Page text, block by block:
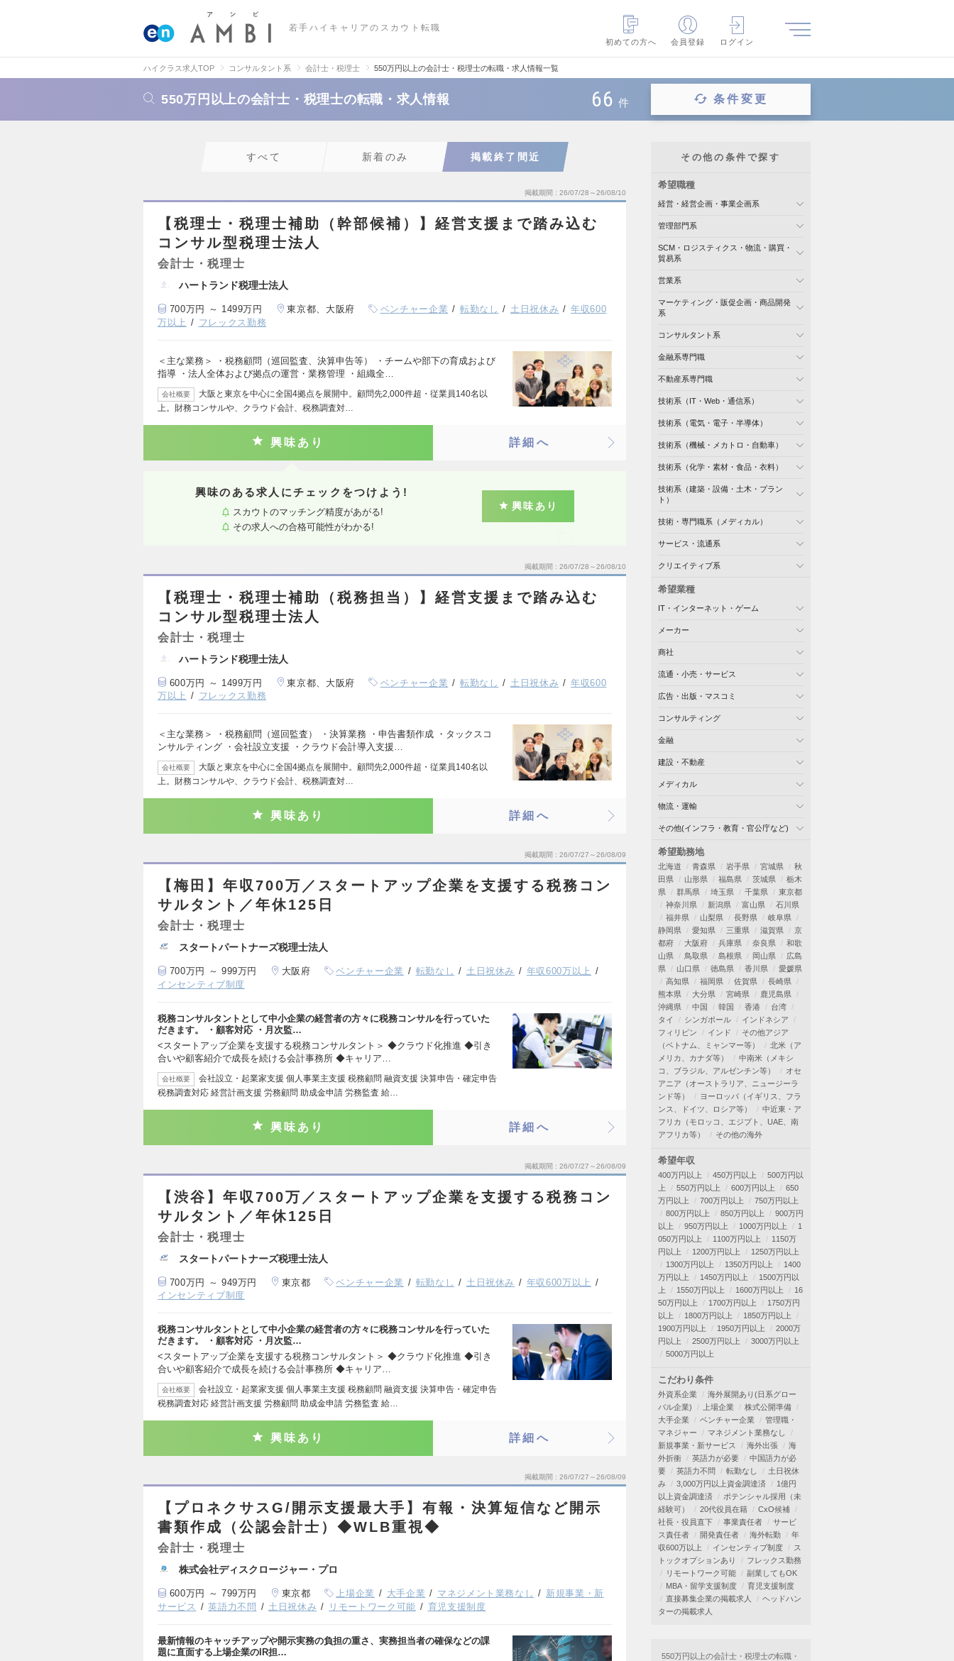
若手ハイキャリアのスカウト転職
初めての方へ
会員登録 ログイン
ハイクラス求人TOP コンサルタント系 会計士・税理士 550万円以上の会計士・税理士の転職・求人情報一覧
550万円以上の会計士・税理士の転職・求人情報 66 件 条件変更
すべて 新着のみ 掲載終了間近
掲載期間 26/07/28～26/08/10
【税理士・税理士補助（幹部候補）】経営支援まで踏み込む
コンサル型税理士法人
会計士・税理士
ハートランド税理士法人
700万円 ～ 1499万円 東京都、大阪府 ベンチャー企業 転勤なし 土日祝休み
年収600
万以上
フレックス勤務
＜主な業務＞ ・税務顧問（巡回監査、決算申告等） ・チームや部下の育成および
指導 ・法人全体および拠点の運営・業務管理 ・組織全…
会社概要
大阪と東京を中心に全国4拠点を展開中。顧問先2,000件超・従業員140名以
上。財務コンサルや、クラウド会計、税務調査対…
興味あり 詳細へ
興味のある求人にチェックをつけよう!
スカウトのマッチング精度があがる!
その求人への合格可能性がわかる!
興味あり
掲載期間 26/07/28～26/08/10
【税理士・税理士補助（税務担当）】経営支援まで踏み込む
コンサル型税理士法人
会計士・税理士
ハートランド税理士法人
600万円 ～ 1499万円 東京都、大阪府 ベンチャー企業 転勤なし 土日祝休み
年収600
万以上
フレックス勤務
＜主な業務＞ ・税務顧問（巡回監査） ・決算業務 ・申告書類作成 ・タックスコ
ンサルティング ・会社設立支援 ・クラウド会計導入支援…
会社概要
大阪と東京を中心に全国4拠点を展開中。顧問先2,000件超・従業員140名以
上。財務コンサルや、クラウド会計、税務調査対…
興味あり 詳細へ
掲載期間 26/07/27～26/08/09
【梅田】年収700万／スタートアップ企業を支援する税務コン
サルタント／年休125日
会計士・税理士
スタートパートナーズ税理士法人
700万円 ～ 999万円 大阪府 ベンチャー企業 転勤なし 土日祝休み
年収600万以上
インセンティブ制度
税務コンサルタントとして中小企業の経営者の方々に税務コンサルを行っていた
だきます。 ・顧客対応 ・月次監…
<スタートアップ企業を支援する税務コンサルタント＞ ◆クラウド化推進 ◆引き
合いや顧客紹介で成長を続ける会計事務所 ◆キャリア…
会社概要
会社設立・起業家支援 個人事業主支援 税務顧問 融資支援 決算申告・確定申告
税務調査対応 経営計画支援 労務顧問 助成金申請 労務監査 給…
興味あり 詳細へ
掲載期間 26/07/27～26/08/09
【渋谷】年収700万／スタートアップ企業を支援する税務コン
サルタント／年休125日
会計士・税理士
スタートパートナーズ税理士法人
700万円 ～ 949万円 東京都 ベンチャー企業 転勤なし 土日祝休み
年収600万以上
インセンティブ制度
税務コンサルタントとして中小企業の経営者の方々に税務コンサルを行っていた
だきます。 ・顧客対応 ・月次監…
<スタートアップ企業を支援する税務コンサルタント＞ ◆クラウド化推進 ◆引き
合いや顧客紹介で成長を続ける会計事務所 ◆キャリア…
会社概要
会社設立・起業家支援 個人事業主支援 税務顧問 融資支援 決算申告・確定申告
税務調査対応 経営計画支援 労務顧問 助成金申請 労務監査 給…
興味あり 詳細へ
掲載期間 26/07/27～26/08/09
【プロネクサスG/開示支援最大手】有報・決算短信など開示
書類作成（公認会計士）◆WLB重視◆
会計士・税理士
株式会社ディスクロージャー・プロ
600万円 ～ 799万円 東京都 上場企業 大手企業 マネジメント業務なし
新規事業・新
サービス
英語力不問 土日祝休み リモートワーク可能 育児支援制度
最新情報のキャッチアップや開示実務の負担の重さ、実務担当者の確保などの課
題に直面する上場企業のIR担…
その他の条件で探す
希望職種
経営・経営企画・事業企画系
管理部門系
SCM・ロジスティクス・物流・購買・
貿易系
営業系
マーケティング・販促企画・商品開発
系
コンサルタント系
金融系専門職
不動産系専門職
技術系（IT・Web・通信系）
技術系（電気・電子・半導体）
技術系（機械・メカトロ・自動車）
技術系（化学・素材・食品・衣料）
技術系（建築・設備・土木・プラン
ト）
技術・専門職系（メディカル）
サービス・流通系
クリエイティブ系
希望業種
IT・インターネット・ゲーム
メーカー
商社
流通・小売・サービス
広告・出版・マスコミ
コンサルティング
金融
建設・不動産
メディカル
物流・運輸
その他(インフラ・教育・官公庁など)
希望勤務地
北海道 青森県 岩手県 宮城県
秋
田県
山形県 福島県 茨城県
栃木
県
群馬県 埼玉県 千葉県
東京都
神奈川県
新潟県 富山県
石川県
福井県
山梨県 長野県
岐阜県
静岡県
愛知県 三重県 滋賀県
京
都府
大阪府 兵庫県 奈良県
和歌
山県
鳥取県 島根県 岡山県
広島
県
山口県 徳島県 香川県
愛媛県
高知県
福岡県 佐賀県
長崎県
熊本県
大分県 宮崎県
鹿児島県
沖縄県
中国 韓国 香港
台湾
タイ
シンガポール
インドネシア
フィリピン
インド
その他アジア
（ベトナム、ミャンマー等）
北米（ア
メリカ、カナダ等）
中南米（メキシ
コ、ブラジル、アルゼンチン等）
オセ
アニア（オーストラリア、ニュージーラ
ンド等）
ヨーロッパ（イギリス、フラ
ンス、ドイツ、ロシア等）
中近東・ア
フリカ（モロッコ、エジプト、UAE、南
アフリカ等）
その他の海外
希望年収
400万円以上 450万円以上
500万円以
上
550万円以上 600万円以上
650
万円以上
700万円以上
750万円以上
800万円以上
850万円以上
900万円
以上
950万円以上 1000万円以上
1
050万円以上
1100万円以上
1150万
円以上
1200万円以上
1250万円以上
1300万円以上
1350万円以上
1400
万円以上
1450万円以上
1500万円以
上
1550万円以上 1600万円以上
16
50万円以上
1700万円以上
1750万円
以上
1800万円以上
1850万円以上
1900万円以上
1950万円以上
2000万
円以上
2500万円以上
3000万円以上
5000万円以上
こだわり条件
外資系企業
海外展開あり(日系グロー
バル企業)
上場企業
株式公開準備
大手企業
ベンチャー企業
管理職・
マネジャー
マネジメント業務なし
新規事業・新サービス
海外出張
海
外折衝
英語力が必要
中国語力が必
要
英語力不問 転勤なし
土日祝休
み
3,000万円以上資金調達済
1億円
以上資金調達済
ポテンシャル採用（未
経験可）
20代役員在籍
CxO候補
社長・役員直下
事業責任者
サービ
ス責任者
開発責任者 海外転勤
年
収600万以上
インセンティブ制度
ス
トックオプションあり
フレックス勤務
リモートワーク可能
副業してもOK
MBA・留学支援制度
育児支援制度
直接募集企業の掲載求人
ヘッドハン
ターの掲載求人
550万円以上の会計士・税理士の転職・